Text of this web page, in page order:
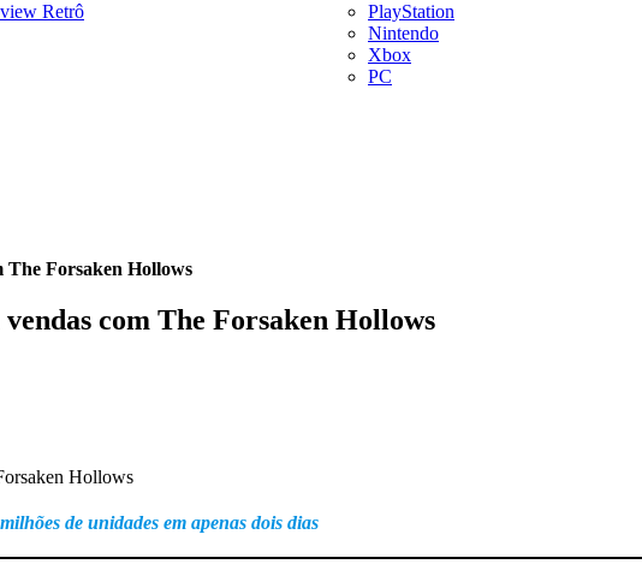
Retrô
PlayStation
Nintendo
Xbox
PC
The Forsaken Hollows
com The Forsaken Hollows
de unidades em apenas dois dias